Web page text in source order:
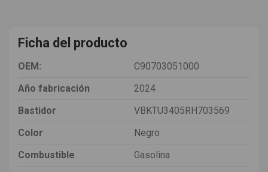
Ficha del producto
OEM:
C90703051000
Año fabricación
2024
Bastidor
VBKTU3405RH703569
Color
Negro
Combustible
Gasolina